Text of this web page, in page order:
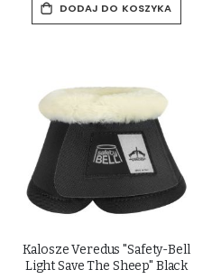
DODAJ DO KOSZYKA
Kalosze Veredus "Safety-Bell
Light Save The Sheep" Black